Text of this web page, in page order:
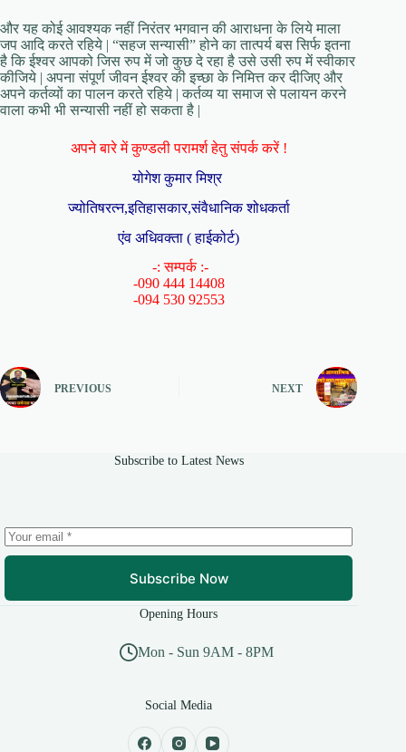
और यह कोई आवश्यक नहीं निरंतर भगवान की आराधना के लिये माला
जप आदि करते रहिये | “सहज सन्यासी” होने का तात्पर्य बस सिर्फ इतना
है कि ईश्वर आपको जिस रुप में जो कुछ दे रहा है उसे उसी रुप में स्वीकार
कीजिये | अपना संपूर्ण जीवन ईश्वर की इच्छा के निमित्त कर दीजिए और
अपने कर्तव्यों का पालन करते रहिये | कर्तव्य या समाज से पलायन करने
वाला कभी भी सन्यासी नहीं हो सकता है |
अपने बारे में कुण्डली परामर्श हेतु संपर्क करें !
योगेश कुमार मिश्र
ज्योतिषरत्न,इतिहासकार,संवैधानिक शोधकर्ता
एंव अधिवक्ता ( हाईकोर्ट)
-: सम्पर्क :-
-090 444 14408
-094 530 92553
PREVIOUS NEXT
Subscribe to Latest News
Subscribe Now
Opening Hours
Mon - Sun 9AM - 8PM
Social Media